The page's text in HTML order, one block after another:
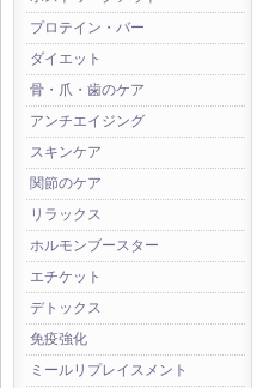
プロテイン・バー
ダイエット
骨・爪・歯のケア
アンチエイジング
スキンケア
関節のケア
リラックス
ホルモンブースター
エチケット
デトックス
免疫強化
ミールリプレイスメント